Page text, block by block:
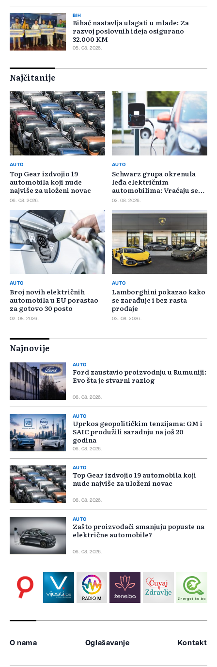
BIH
Bihać nastavlja ulagati u mlade: Za
razvoj poslovnih ideja osigurano
32.000 KM
05. 08. 2026.
Najčitanije
AUTO
Top Gear izdvojio 19
automobila koji nude
najviše za uloženi novac
06. 08. 2026.
AUTO
Schwarz grupa okrenula
leđa električnim
automobilima: Vraćaju se
benzincima i dizelašima
02. 08. 2026.
AUTO
Broj novih električnih
automobila u EU porastao
za gotovo 30 posto
02. 08. 2026.
AUTO
Lamborghini pokazao kako
se zarađuje i bez rasta
prodaje
03. 08. 2026.
Najnovije
AUTO
Ford zaustavio proizvodnju u Rumuniji:
Evo šta je stvarni razlog
06. 08. 2026.
AUTO
Uprkos geopolitičkim tenzijama: GM i
SAIC produžili saradnju na još 20
godina
06. 08. 2026.
AUTO
Top Gear izdvojio 19 automobila koji
nude najviše za uloženi novac
06. 08. 2026.
AUTO
Zašto proizvođači smanjuju popuste na
električne automobile?
06. 08. 2026.
O nama Oglašavanje Kontakt